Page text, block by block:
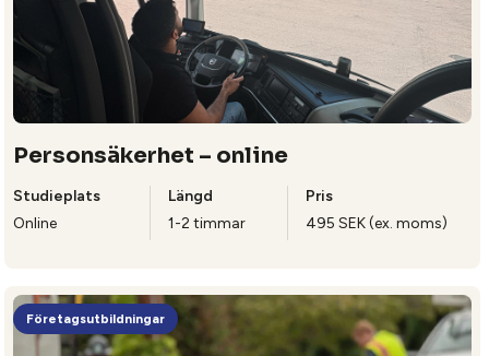
Personsäkerhet – online
Studieplats
Online
Längd
1-2 timmar
Pris
495 SEK (ex. moms)
Företagsutbildningar